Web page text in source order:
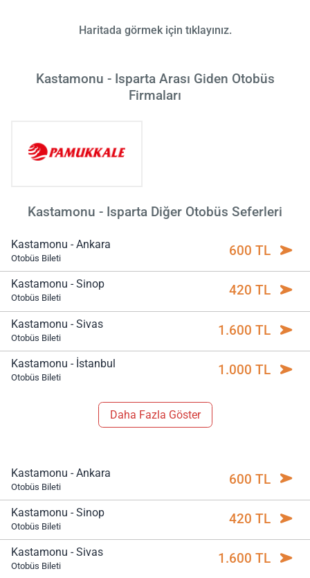
Haritada görmek için tıklayınız.
Kastamonu - Isparta Arası Giden Otobüs
Firmaları
Kastamonu - Isparta Diğer Otobüs Seferleri
Kastamonu - Ankara
Otobüs Bileti 600 TL
Kastamonu - Sinop
Otobüs Bileti 420 TL
Kastamonu - Sivas
Otobüs Bileti 1.600 TL
Kastamonu - İstanbul
Otobüs Bileti 1.000 TL
Daha Fazla Göster
Kastamonu - Ankara
Otobüs Bileti 600 TL
Kastamonu - Sinop
Otobüs Bileti 420 TL
Kastamonu - Sivas
Otobüs Bileti 1.600 TL